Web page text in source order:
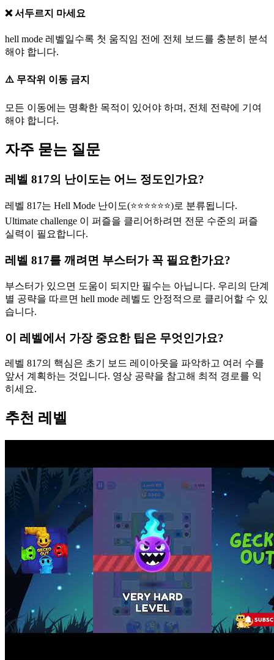
❌ 서두르지 마세요
hell mode 레벨일수록 첫 움직임 전에 전체 보드를 충분히 분석
해야 합니다.
⚠️ 무작위 이동 금지
모든 이동에는 명확한 목적이 있어야 하며, 전체 전략에 기여
해야 합니다.
자주 묻는 질문
레벨 817의 난이도는 어느 정도인가요?
레벨 817는 Hell Mode 난이도(⭐⭐⭐⭐⭐⭐)로 분류됩니다.
Ultimate challenge 이 퍼즐을 클리어하려면 전문 수준의 퍼즐
실력이 필요합니다.
레벨 817를 깨려면 부스터가 꼭 필요한가요?
부스터가 있으면 도움이 되지만 필수는 아닙니다. 우리의 단계
별 공략을 따르면 hell mode 레벨도 안정적으로 클리어할 수 있
습니다.
이 레벨에서 가장 중요한 팁은 무엇인가요?
레벨 817의 핵심은 초기 보드 레이아웃을 파악하고 여러 수를
앞서 계획하는 것입니다. 영상 공략을 참고해 최적 경로를 익
히세요.
추천 레벨